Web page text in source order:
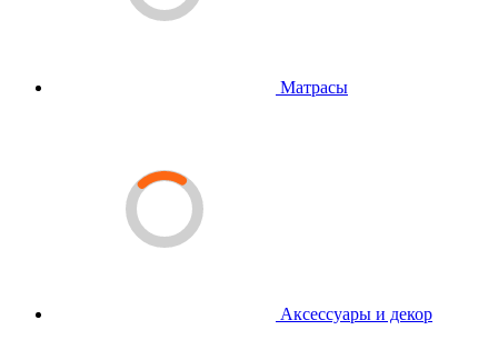
Матрасы
Аксессуары и декор